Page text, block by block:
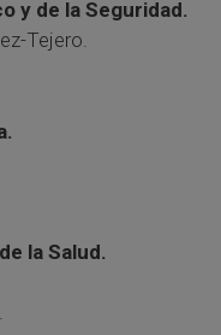
y de la Seguridad.
Tejero.
la Salud.